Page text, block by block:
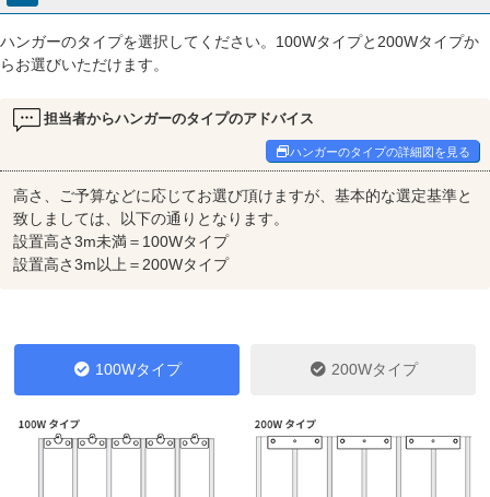
ハンガーのタイプを選択してください。100Wタイプと200Wタイプか
らお選びいただけます。
担当者からハンガーのタイプのアドバイス
ハンガーのタイプの詳細図を見る
高さ、ご予算などに応じてお選び頂けますが、基本的な選定基準と
致しましては、以下の通りとなります。
設置高さ3m未満＝100Wタイプ
設置高さ3m以上＝200Wタイプ
100Wタイプ 200Wタイプ